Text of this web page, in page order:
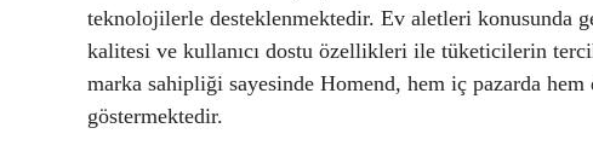
teknolojilerle desteklenmektedir. Ev aletleri konusunda
kalitesi ve kullanıcı dostu özellikleri ile tüketicilerin
marka sahipliği sayesinde Homend, hem iç pazarda hem
göstermektedir.